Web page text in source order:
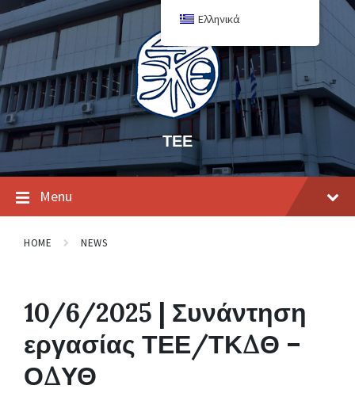
ΤΕΕ
Menu
HOME NEWS
10/6/2025 | Συνάντηση
εργασίας ΤΕΕ/ΤΚΔΘ –
ΟΔΥΘ
Ελληνικά